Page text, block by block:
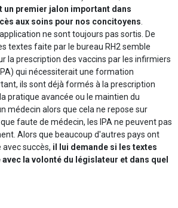
un premier jalon important dans
aux soins pour nos concitoyens.
ne sont toujours pas sortis. De
textes faite par le bureau RH2 semble
la prescription des vaccins par les infirmiers
qui nécessiterait une formation
ils sont déjà formés à la prescription
pratique avancée ou le maintien du
médecin alors que cela ne repose sur
faute de médecin, les IPA ne peuvent pas
Alors que beaucoup d'autres pays ont
succès, il lui demande si les textes
la volonté du législateur et dans quel